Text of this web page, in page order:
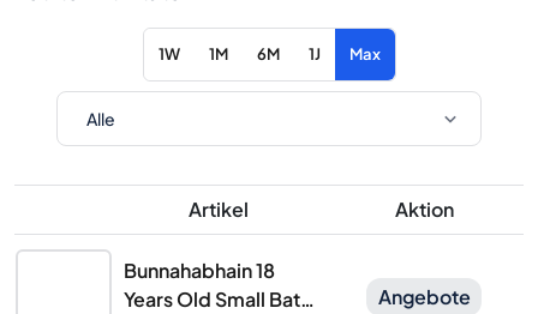
1W 1M 6M 1J Max
Artikel Aktion
Bunnahabhain 18
Years Old Small Batch
Angebote